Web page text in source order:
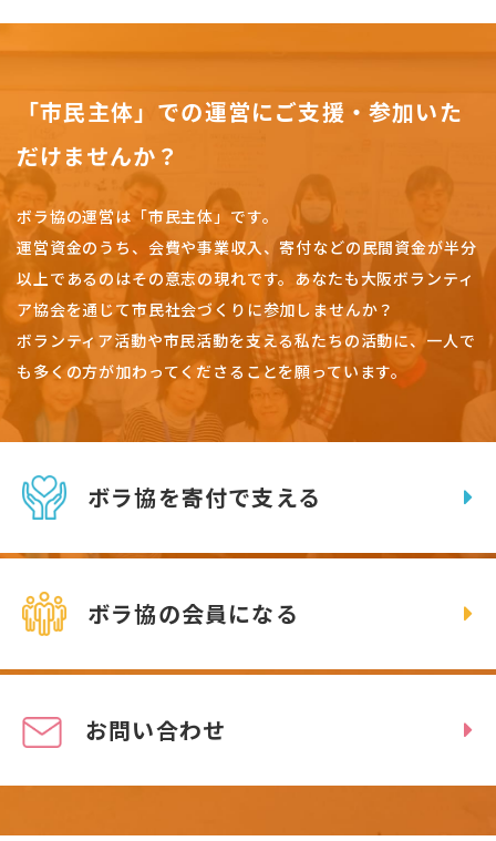
「市民主体」での運営にご支援・参加いた
だけませんか？
ボラ協の運営は「市民主体」です。
運営資金のうち、会費や事業収入、寄付などの民間資金が半分
以上であるのはその意志の現れです。 あなたも大阪ボランティ
ア協会を通じて市民社会づくりに参加しませんか？
ボランティア活動や市民活動を支える私たちの活動に、一人で
も多くの方が加わってくださることを願っています。
ボラ協を寄付で支える
ボラ協の会員になる
お問い合わせ